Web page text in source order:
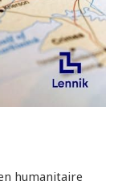
humanitaire